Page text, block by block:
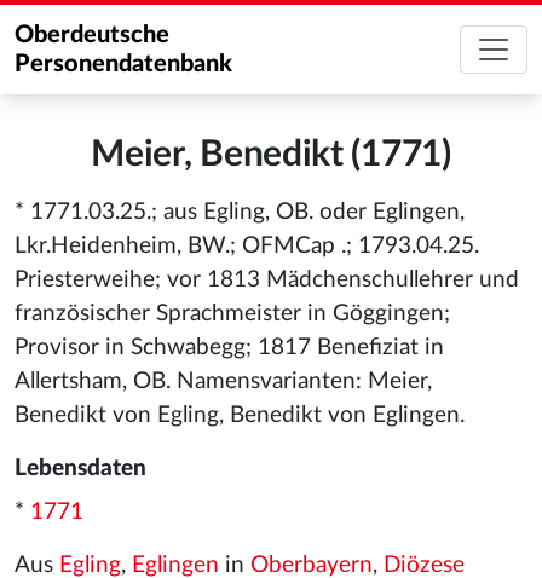
Oberdeutsche
Personendatenbank
Meier, Benedikt (1771)
* 1771.03.25.; aus Egling, OB. oder Eglingen,
Lkr.Heidenheim, BW.; OFMCap .; 1793.04.25.
Priesterweihe; vor 1813 Mädchenschullehrer und
französischer Sprachmeister in Göggingen;
Provisor in Schwabegg; 1817 Benefiziat in
Allertsham, OB. Namensvarianten: Meier,
Benedikt von Egling, Benedikt von Eglingen.
Lebensdaten
* 1771
Aus Egling, Eglingen in Oberbayern, Diözese